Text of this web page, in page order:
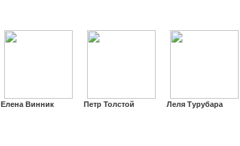
Елена Винник Петр Толстой Леля Турубара